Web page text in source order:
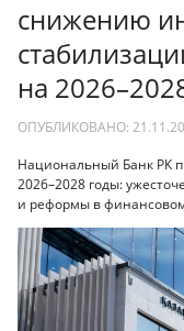
снижению
на
ОПУБЛИКОВАНО:
Национальный Банк РК
2026–2028 годы:
и реформы в